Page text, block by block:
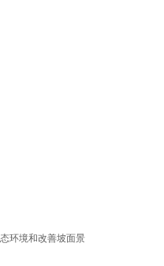
环境和改善坡面景